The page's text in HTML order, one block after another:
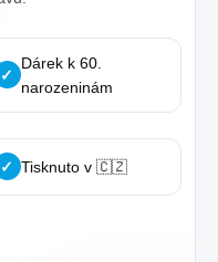
✓
Dárek k 60.
narozeninám
✓ Tisknuto v 🇨🇿